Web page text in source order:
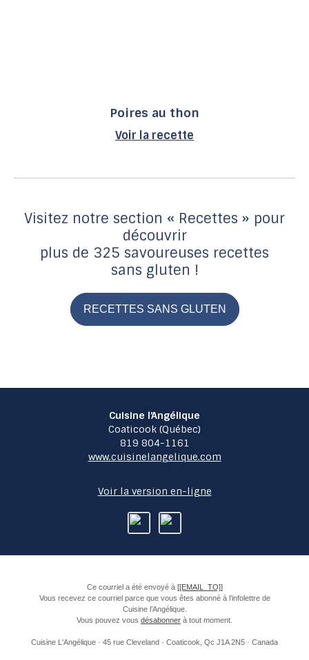
Poires au thon
Voir la recette
Visitez notre section « Recettes » pour
découvrir
plus de 325 savoureuses recettes
sans gluten !
RECETTES SANS GLUTEN
Cuisine l’Angélique
Coaticook (Québec)
819 804-1161
www.cuisinelangelique.com
Voir la version en-ligne
Ce courriel a été envoyé à [[EMAIL_TO]]
Vous recevez ce courriel parce que vous êtes abonné à l’infolettre de
Cuisine l’Angélique.
Vous pouvez vous désabonner à tout moment.
Cuisine L'Angélique · 45 rue Cleveland · Coaticook, Qc J1A 2N5 · Canada